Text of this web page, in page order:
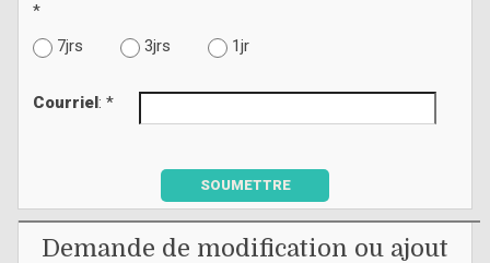
*
7jrs
3jrs 1jr
Courriel : *
SOUMETTRE
Demande de modification ou ajout